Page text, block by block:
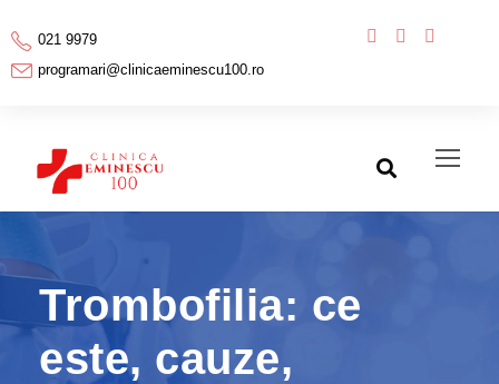
021 9979
programari@clinicaeminescu100.ro
Trombofilia: ce
este, cauze,